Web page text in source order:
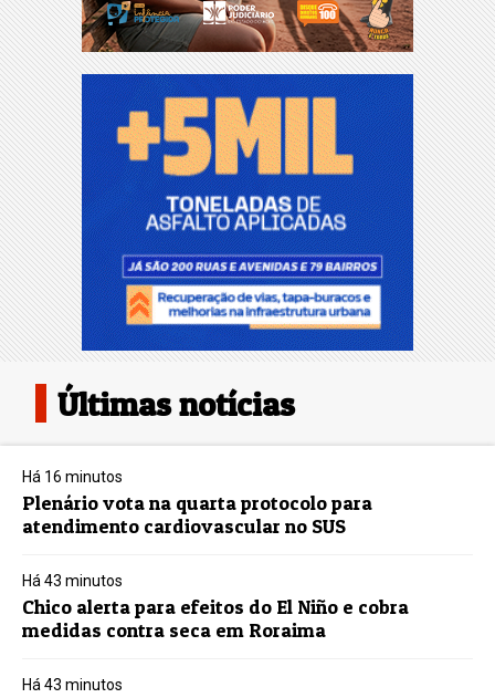
Últimas notícias
Há 16 minutos
Plenário vota na quarta protocolo para
atendimento cardiovascular no SUS
Há 43 minutos
Chico alerta para efeitos do El Niño e cobra
medidas contra seca em Roraima
Há 43 minutos